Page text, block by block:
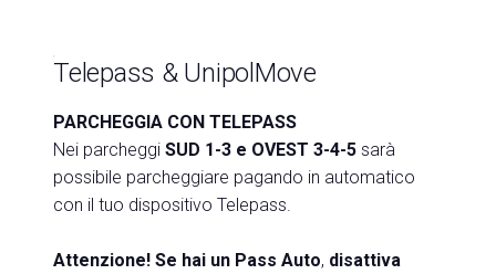
Telepass & UnipolMove
PARCHEGGIA CON TELEPASS
Nei parcheggi SUD 1-3 e OVEST 3-4-5 sarà
possibile parcheggiare pagando in automatico
con il tuo dispositivo Telepass.
Attenzione! Se hai un Pass Auto, disattiva